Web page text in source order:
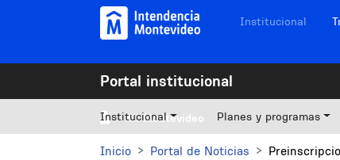
Pasar al contenido principal Navegación sitios
Institucional
Portal institucional
Mi Montevideo
Institucional Planes y programas
Inicio Portal de Noticias